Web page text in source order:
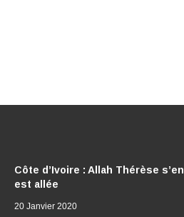
Côte d’Ivoire : Allah Thérèse s’en
est allée
20 Janvier 2020